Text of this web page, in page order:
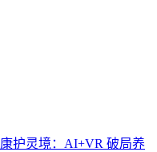
康护灵境：AI+VR 破局养